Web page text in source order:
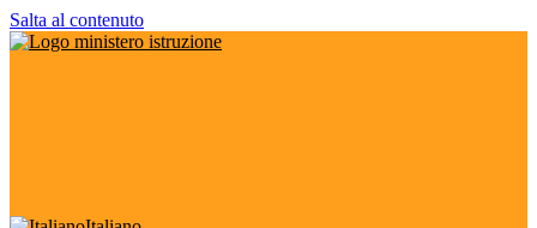
Salta al contenuto